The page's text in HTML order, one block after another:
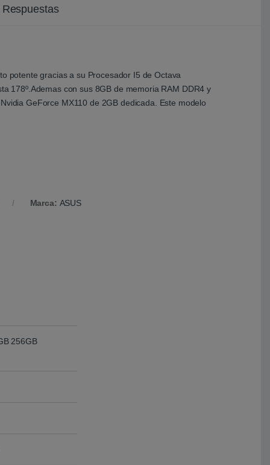
potente gracias a su Procesador I5 de Octava
178º.Ademas con sus 8GB de memoria RAM DDR4 y
GeForce MX110 de 2GB dedicada. Este modelo
Marca: ASUS
256GB